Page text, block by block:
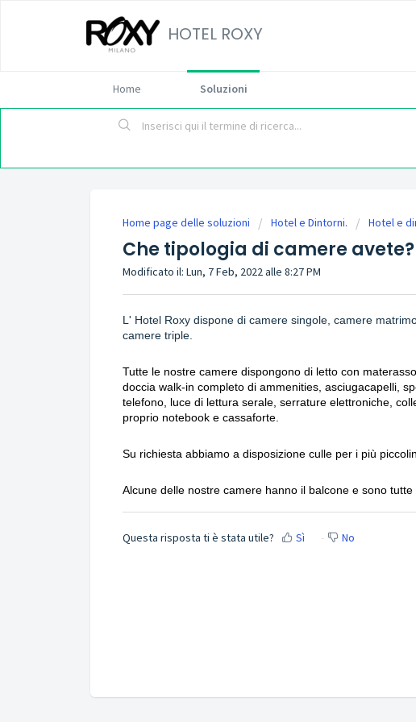
HOTEL ROXY
Home Soluzioni
Home page delle soluzioni Hotel e Dintorni. Hotel e
Che tipologia di camere avete?
Modificato il: Lun, 7 Feb, 2022 alle 8:27 PM
L' Hotel Roxy dispone di camere singole, camere
camere triple.
Tutte le nostre camere dispongono di letto con
doccia walk-in completo di ammenities, asciugacapelli,
telefono, luce di lettura serale, serrature elettroniche,
proprio notebook e cassaforte.
Su richiesta abbiamo a disposizione culle per i più
Alcune delle nostre camere hanno il balcone e sono tutte
Questa risposta ti è stata utile? Sì No